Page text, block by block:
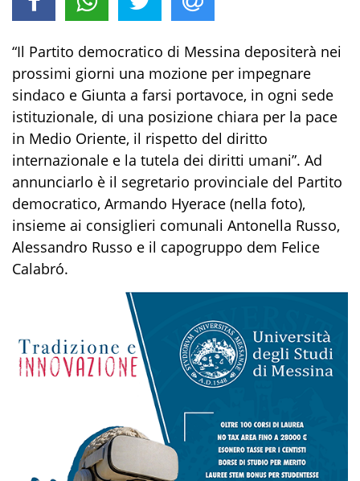
“Il Partito democratico di Messina depositerà nei
prossimi giorni una mozione per impegnare
sindaco e Giunta a farsi portavoce, in ogni sede
istituzionale, di una posizione chiara per la pace
in Medio Oriente, il rispetto del diritto
internazionale e la tutela dei diritti umani”. Ad
annunciarlo è il segretario provinciale del Partito
democratico, Armando Hyerace (nella foto),
insieme ai consiglieri comunali Antonella Russo,
Alessandro Russo e il capogruppo dem Felice
Calabró.